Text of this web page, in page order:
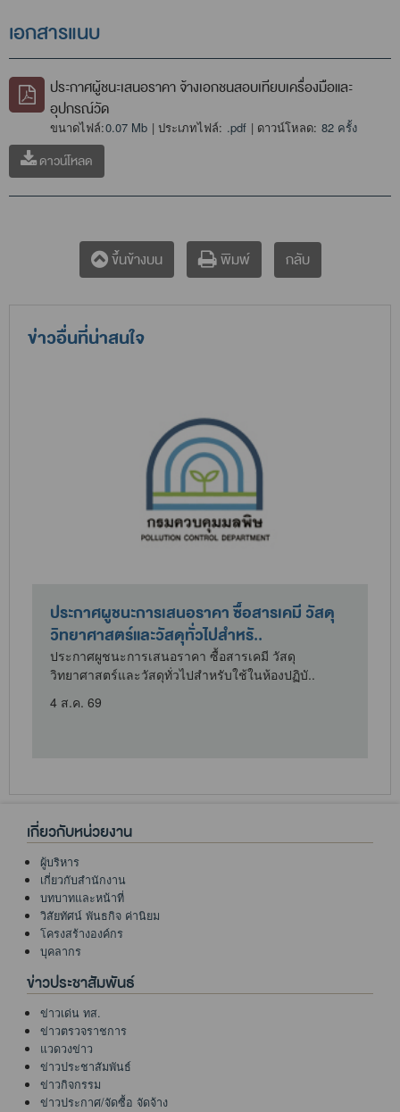
เอกสารแนบ
ประกาศผู้ชนะเสนอราคา จ้างเอกชนสอบเทียบเครื่องมือและ
อุปกรณ์วัด
ขนาดไฟล์:0.07 Mb | ประเภทไฟล์: .pdf | ดาวน์โหลด: 82 ครั้ง
ดาวน์โหลด
ขึ้นข้างบน พิมพ์ กลับ
ข่าวอื่นที่น่าสนใจ
ประกาศผูชนะการเสนอราคา ซื้อสารเคมี วัสดุ
วิทยาศาสตร์และวัสดุทั่วไปสำหรั..
ประกาศผูชนะการเสนอราคา ซื้อสารเคมี วัสดุ
วิทยาศาสตร์และวัสดุทั่วไปสำหรับใช้ในห้องปฏิบั..
4 ส.ค. 69
เกี่ยวกับหน่วยงาน
ผู้บริหาร
เกี่ยวกับสำนักงาน
บทบาทและหน้าที่
วิสัยทัศน์ พันธกิจ ค่านิยม
โครงสร้างองค์กร
บุคลากร
ข่าวประชาสัมพันธ์
ข่าวเด่น ทส.
ข่าวตรวจราชการ
แวดวงข่าว
ข่าวประชาสัมพันธ์
ข่าวกิจกรรม
ข่าวประกาศ/จัดซื้อ จัดจ้าง